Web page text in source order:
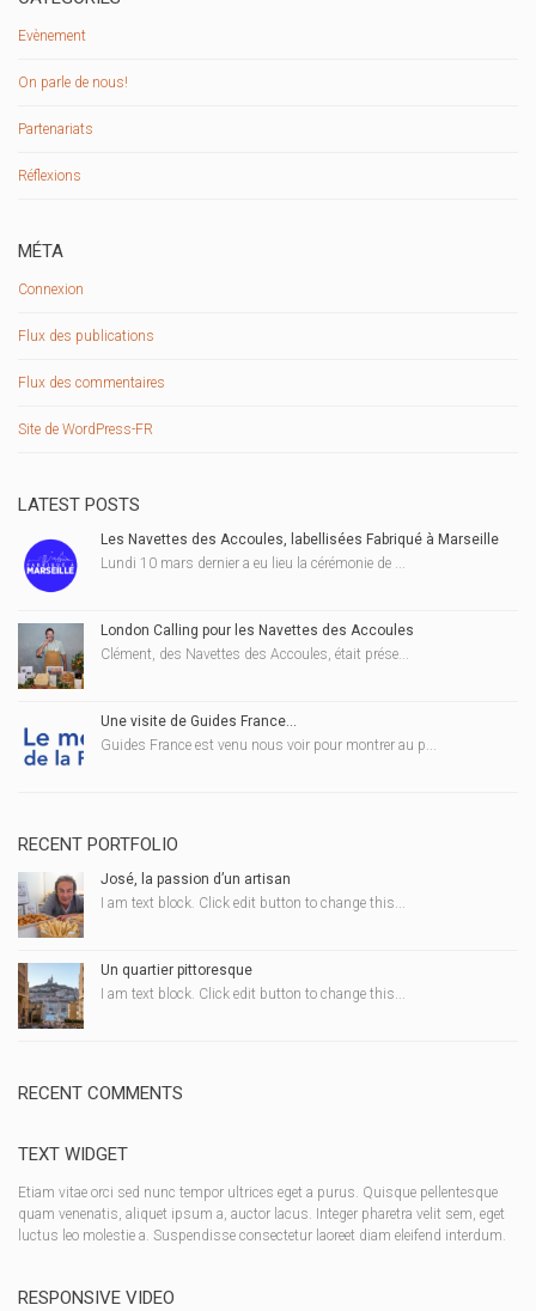
Evènement
On parle de nous!
Partenariats
Réflexions
MÉTA
Connexion
Flux des publications
Flux des commentaires
Site de WordPress-FR
LATEST POSTS
Les Navettes des Accoules, labellisées Fabriqué à Marseille
Lundi 10 mars dernier a eu lieu la cérémonie de ...
London Calling pour les Navettes des Accoules
Clément, des Navettes des Accoules, était prése...
Une visite de Guides France…
Guides France est venu nous voir pour montrer au p...
RECENT PORTFOLIO
José, la passion d’un artisan
I am text block. Click edit button to change this...
Un quartier pittoresque
I am text block. Click edit button to change this...
RECENT COMMENTS
TEXT WIDGET
Etiam vitae orci sed nunc tempor ultrices eget a purus. Quisque pellentesque
quam venenatis, aliquet ipsum a, auctor lacus. Integer pharetra velit sem, eget
luctus leo molestie a. Suspendisse consectetur laoreet diam eleifend interdum.
RESPONSIVE VIDEO